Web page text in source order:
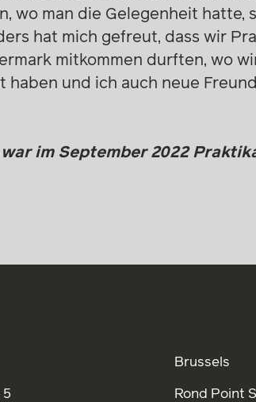
wo man die Gelegenheit hatte,
hat mich gefreut, dass wir
mitkommen durften, wo
haben und ich auch neue
im September 2022
5
Brussels
Rond Point